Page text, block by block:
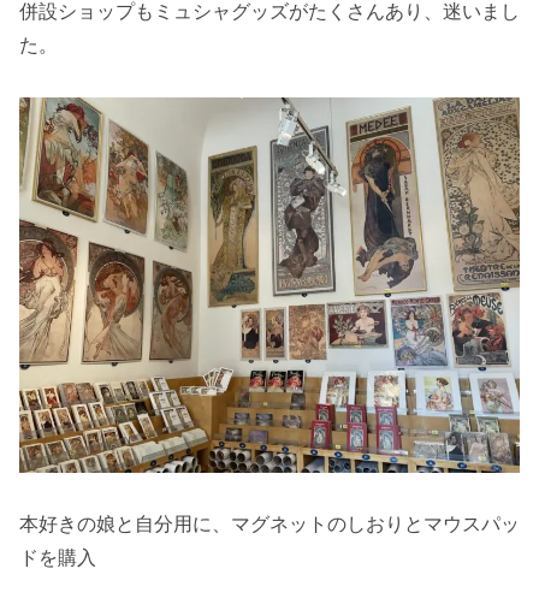
併設ショップもミュシャグッズがたくさんあり、迷いまし
た。
本好きの娘と自分用に、マグネットのしおりとマウスパッ
ドを購入